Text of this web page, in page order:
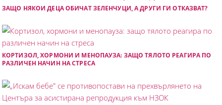
ЗАЩО НЯКОИ ДЕЦА ОБИЧАТ ЗЕЛЕНЧУЦИ, А ДРУГИ ГИ ОТКАЗВАТ?
КОРТИЗОЛ, ХОРМОНИ И МЕНОПАУЗА: ЗАЩО ТЯЛОТО РЕАГИРА ПО
РАЗЛИЧЕН НАЧИН НА СТРЕСА